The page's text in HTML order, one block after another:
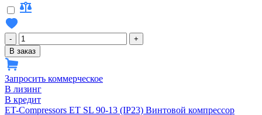
-
+
В заказ
Запросить коммерческое
В лизинг
В кредит
ET-Compressors ET SL 90-13 (IP23) Винтовой компрессор